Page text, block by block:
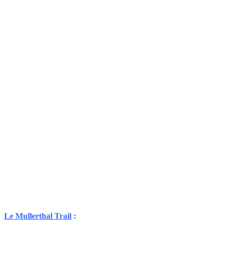
Le Mullerthal Trail :